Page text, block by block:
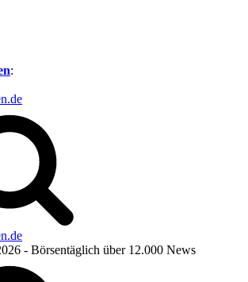
:
- Börsentäglich über 12.000 News